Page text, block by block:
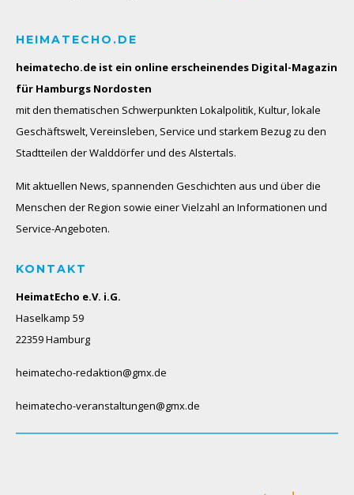
HEIMATECHO.DE
heimatecho.de ist ein online erscheinendes Digital-Magazin
für Hamburgs Nordosten
mit den thematischen Schwerpunkten Lokalpolitik, Kultur, lokale
Geschäftswelt, Vereinsleben, Service und starkem Bezug zu den
Stadtteilen der Walddörfer und des Alstertals.
Mit aktuellen News, spannenden Geschichten aus und über die
Menschen der Region sowie einer Vielzahl an Informationen und
Service-Angeboten.
KONTAKT
HeimatEcho e.V. i.G.
Haselkamp 59
22359 Hamburg
heimatecho-redaktion@gmx.de
heimatecho-veranstaltungen@gmx.de